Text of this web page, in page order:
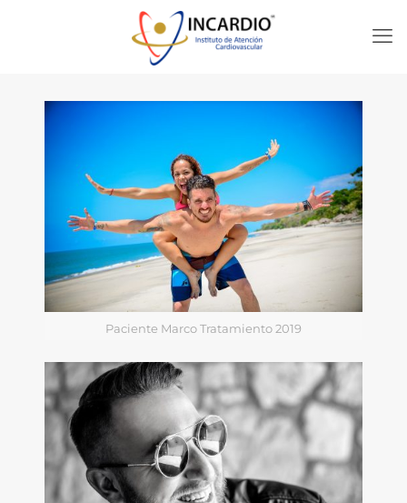
Paciente Marco Tratamiento 2019